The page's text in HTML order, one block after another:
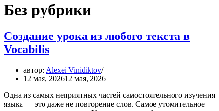
Без рубрики
Создание урока из любого текста в
Vocabilis
автор: Alexei Vinidiktov
12 мая, 202612 мая, 2026
Одна из самых неприятных частей самостоятельного изучения
языка — это даже не повторение слов. Самое утомительное